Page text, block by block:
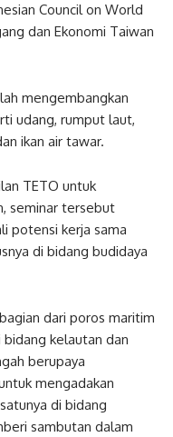
Council on World
dan Ekonomi Taiwan
mengembangkan
udang, rumput laut,
ikan air tawar.
TETO untuk
seminar tersebut
potensi kerja sama
di bidang budidaya
dari poros maritim
kelautan dan
berupaya
mengadakan
di bidang
sambutan dalam